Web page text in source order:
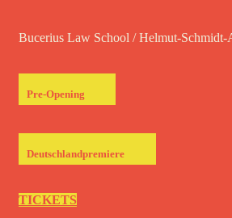
Bucerius Law School / Helmut-
Pre-Opening
Deutschlandpremiere
TICKETS